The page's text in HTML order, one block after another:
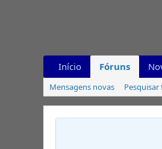
Início Fóruns
Mensagens novas